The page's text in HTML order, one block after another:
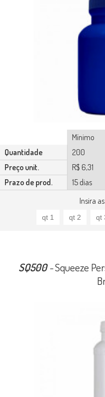
Insira
Mínimo
Quantidade
200
Preço unit.
R$ 6,31
Prazo de prod.
15 dias
SQ500-Squeeze